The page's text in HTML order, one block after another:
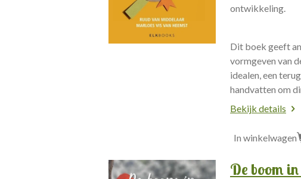
ontwikkeling.
Dit boek geeft
vormgeven van
idealen, een
handvatten om
Bekijk details
In winkelwagen
De boom